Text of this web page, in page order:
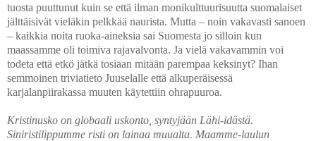
tuosta puuttunut kuin se että ilman monikulttuurisuutta suomalaiset
jälttäisivät vieläkin pelkkää naurista. Mutta – noin vakavasti sanoen
– kaikkia noita ruoka-aineksia sai Suomesta jo silloin kun
maassamme oli toimiva rajavalvonta. Ja vielä vakavammin voi
todeta että etkö jätkä tosiaan mitään parempaa keksinyt? Ihan
semmoinen triviatieto Juuselalle että alkuperäisessä
karjalanpiirakassa muuten käytettiin ohrapuuroa.
Kristinusko on globaali uskonto, syntyjään Lähi-idästä.
Siniristilippumme risti on lainaa muualta. Maamme-laulun